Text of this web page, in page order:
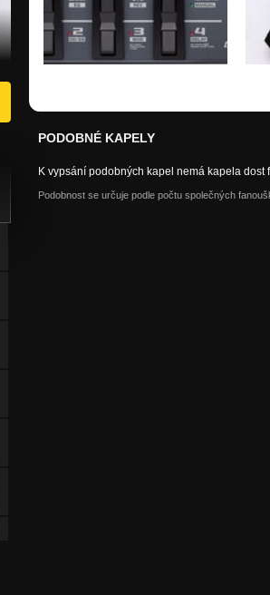
PODOBNÉ KAPELY
K vypsání podobných kapel nemá kapela dost
Podobnost se určuje podle počtu společných